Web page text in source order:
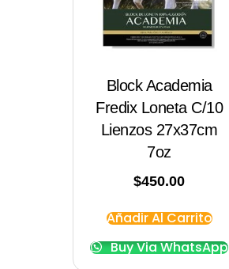
Block Academia
Fredix Loneta C/10
Lienzos 27x37cm
7oz
$450.00
Añadir Al Carrito
Buy Via WhatsApp